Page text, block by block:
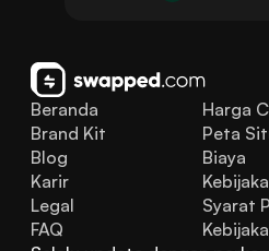
Beranda
Brand Kit
Blog
FAQ
Legal
Karir
Harga
Peta
Biaya
Syarat